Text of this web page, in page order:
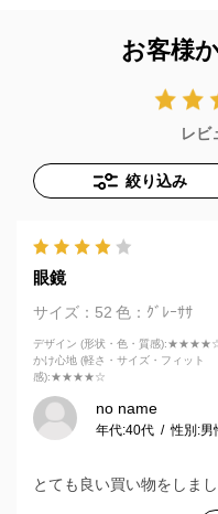
お客様
レビ
絞り込み
眼鏡
サイズ：52 色：ｸﾞﾚｰｻｻ
デザイン (形状・色・質感)
かけ心地 (軽さ・サイズ・フィット
感):★★★★☆
no name
年代:40代 性別:男
とても良い買い物をしまし